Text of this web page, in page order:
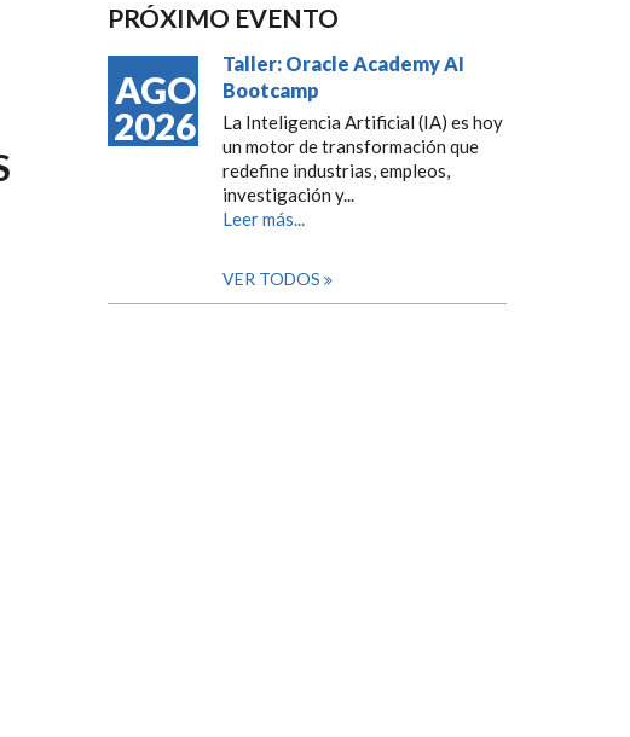
PRÓXIMO EVENTO
AGO
2026
Taller: Oracle Academy AI
Bootcamp
La Inteligencia Artificial (IA) es hoy
un motor de transformación que
redefine industrias, empleos,
investigación y...
Leer más...
VER TODOS